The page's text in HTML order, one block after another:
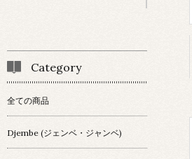
Category
全ての商品
Djembe (ジェンベ・ジャンベ)